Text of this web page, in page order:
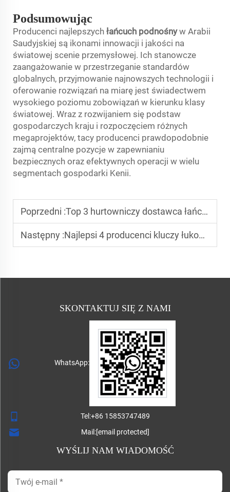
Podsumowując
Producenci najlepszych łańcuch podnośnyw Arabii
Saudyjskiej są ikonami innowacji i jakości na
światowej scenie przemysłowej. Ich stanowcze
zaangażowanie w przestrzeganie standardów
globalnych, przyjmowanie najnowszych technologii i
oferowanie rozwiązań na miarę jest świadectwem
wysokiego poziomu zobowiązań w kierunku klasy
światowej. Wraz z rozwijaniem się podstaw
gospodarczych kraju i rozpoczęciem różnych
megaprojektów, tacy producenci prawdopodobnie
zajmą centralne pozycje w zapewnianiu
bezpiecznych oraz efektywnych operacji w wielu
segmentach gospodarki Kenii.
Poprzedni :Top 3 hurtowniczy dostawca łańcucha morskiego
Następny :Najlepsi 4 producenci kluczy łukowych G2130 na Bliskim Wschodzie
SKONTAKTUJ SIĘ Z NAMI
WhatsApp:
Tel:+86 15853747489
Mail:[email protected]
WYŚLIJ NAM WIADOMOŚĆ